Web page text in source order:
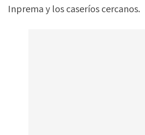
Inprema y los caseríos cercanos.